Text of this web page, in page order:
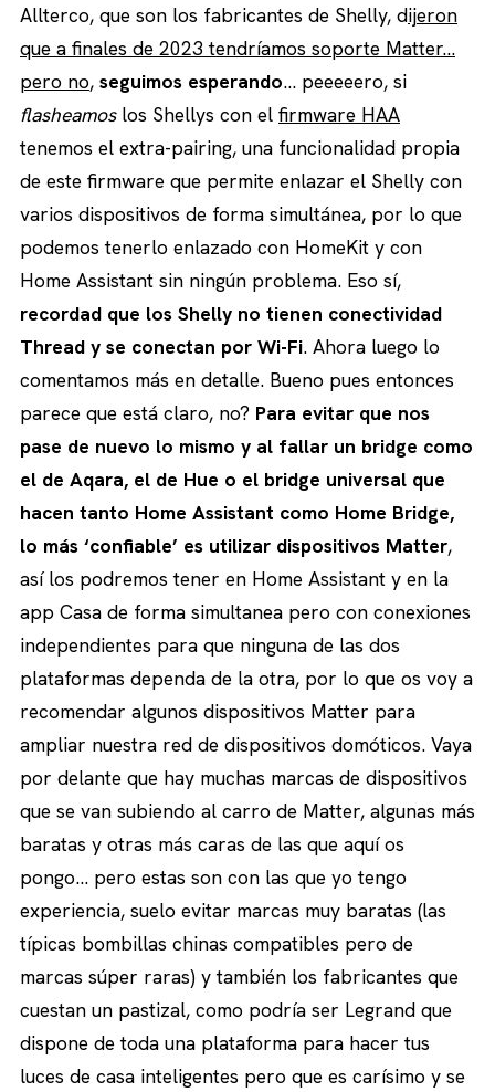
Allterco, que son los fabricantes de Shelly, dijeron
que a finales de 2023 tendríamos soporte Matter…
pero no, seguimos esperando… peeeeero, si
flasheamoslos Shellys con el firmware HAA
tenemos el extra-pairing, una funcionalidad propia
de este firmware que permite enlazar el Shelly con
varios dispositivos de forma simultánea, por lo que
podemos tenerlo enlazado con HomeKit y con
Home Assistant sin ningún problema. Eso sí,
recordad que los Shelly no tienen conectividad
Thread y se conectan por Wi-Fi. Ahora luego lo
comentamos más en detalle. Bueno pues entonces
parece que está claro, no? Para evitar que nos
pase de nuevo lo mismo y al fallar un bridge como
el de Aqara, el de Hue o el bridge universal que
hacen tanto Home Assistant como Home Bridge,
lo más ‘confiable’ es utilizar dispositivos Matter,
así los podremos tener en Home Assistant y en la
app Casa de forma simultanea pero con conexiones
independientes para que ninguna de las dos
plataformas dependa de la otra, por lo que os voy a
recomendar algunos dispositivos Matter para
ampliar nuestra red de dispositivos domóticos. Vaya
por delante que hay muchas marcas de dispositivos
que se van subiendo al carro de Matter, algunas más
baratas y otras más caras de las que aquí os
pongo… pero estas son con las que yo tengo
experiencia, suelo evitar marcas muy baratas (las
típicas bombillas chinas compatibles pero de
marcas súper raras) y también los fabricantes que
cuestan un pastizal, como podría ser Legrand que
dispone de toda una plataforma para hacer tus
luces de casa inteligentes pero que es carísimo y se